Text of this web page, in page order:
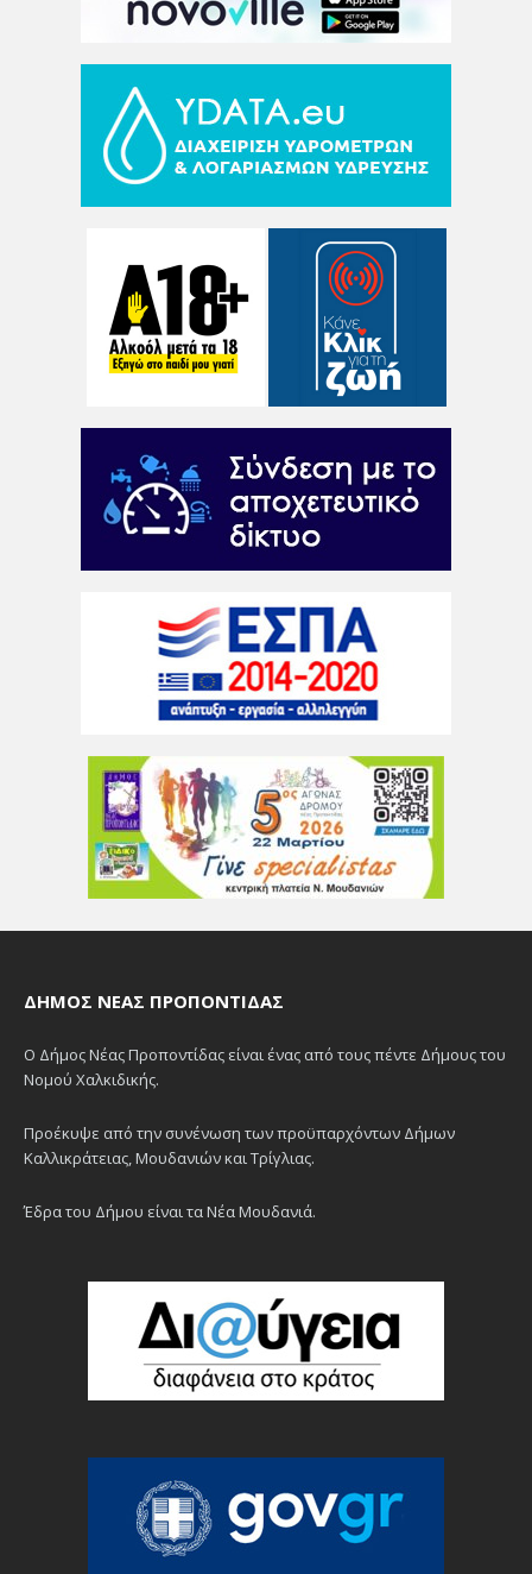
ΔΉΜΟΣ ΝΈΑΣ ΠΡΟΠΟΝΤΊΔΑΣ
Ο Δήμος Νέας Προποντίδας είναι ένας από τους πέντε Δήμους του
Νομού Χαλκιδικής.
Προέκυψε από την συνένωση των προϋπαρχόντων Δήμων
Καλλικράτειας, Μουδανιών και Τρίγλιας.
Έδρα του Δήμου είναι τα Νέα Μουδανιά.